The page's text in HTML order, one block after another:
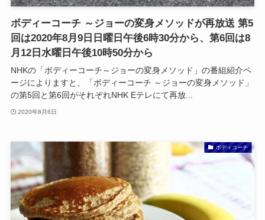
ボディーコーチ ～ジョーの変身メソッドが再放送 第5
回は2020年8月9日日曜日午後6時30分から、第6回は8
月12日水曜日午後10時50分から
NHKの「ボディーコーチ～ジョーの変身メソッド」の番組紹介ペ
ージによりますと、「ボディーコーチ ～ジョーの変身メソッド」
の第5回と第6回がそれぞれNHK Eテレにて再放...
2020年8月6日
ボディコーチ